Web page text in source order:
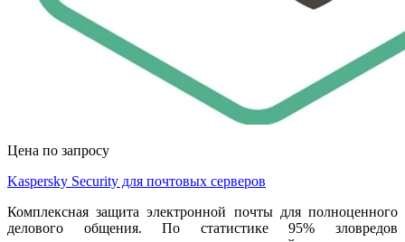
Цена по запросу
Kaspersky Security для почтовых серверов
Комплексная защита электронной почты для полноценного
делового общения. По статистике 95% зловредов